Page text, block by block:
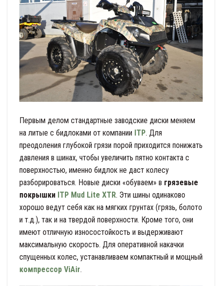
Первым делом стандартные заводские диски меняем
на литые с бидлоками от компании ITP. Для
преодоления глубокой грязи порой приходится понижать
давления в шинах, чтобы увеличить пятно контакта с
поверхностью, именно бидлок не даст колесу
разборироваться. Новые диски «обуваем» в грязевые
покрышки ITP Mud Lite XTR. Эти шины одинаково
хорошо ведут себя как на мягких грунтах (грязь, болото
и т.д.), так и на твердой поверхности. Кроме того, они
имеют отличную износостойкость и выдерживают
максимальную скорость. Для оперативной накачки
спущенных колес, устанавливаем компактный и мощный
компрессор ViAir.